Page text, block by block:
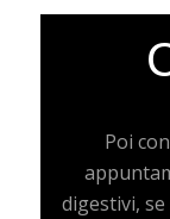
Poi
digestivi,